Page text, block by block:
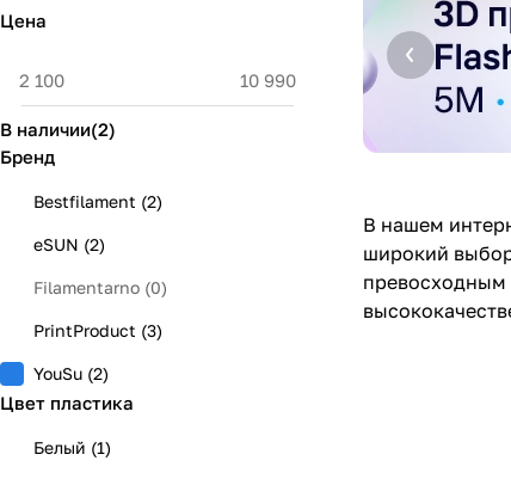
В нашем
широкий
превосходным
Цена
В наличии(2)
Бренд
Bestfilament (2)
eSUN (2)
Filamentarno (0)
PrintProduct (3)
YouSu (2)
Цвет пластика
Белый (1)